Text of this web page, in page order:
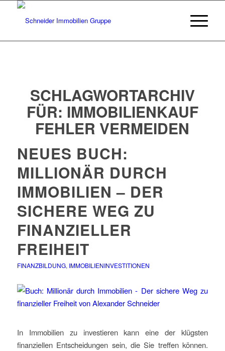
SCHLAGWORTARCHIV
FÜR: IMMOBILIENKAUF
FEHLER VERMEIDEN
NEUES BUCH:
MILLIONÄR DURCH
IMMOBILIEN – DER
SICHERE WEG ZU
FINANZIELLER
FREIHEIT
FINANZBILDUNG, IMMOBILIENINVESTITIONEN
In Immobilien zu investieren kann eine der klügsten
finanziellen Entscheidungen sein, die Sie treffen können.